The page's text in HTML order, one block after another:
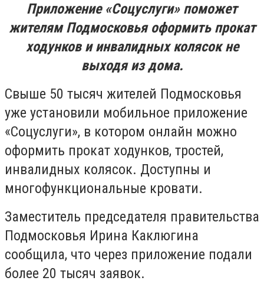
Приложение «Соцуслуги» поможет
жителям Подмосковья оформить прокат
ходунков и инвалидных колясок не
выходя из дома.
Свыше 50 тысяч жителей Подмосковья
уже установили мобильное приложение
«Соцуслуги», в котором онлайн можно
оформить прокат ходунков, тростей,
инвалидных колясок. Доступны и
многофункциональные кровати.
Заместитель председателя правительства
Подмосковья Ирина Каклюгина
сообщила, что через приложение подали
более 20 тысяч заявок.